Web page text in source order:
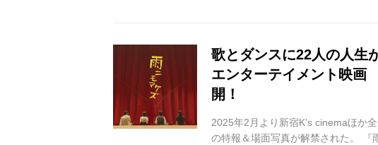
歌とダンスに22人の人生
エンターテイメント映画
開！
2025年2月より新宿K’s cinemaほか
の特報＆場面写真が解禁された。 『